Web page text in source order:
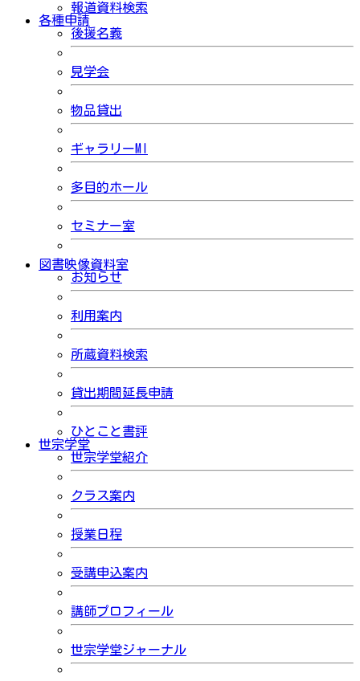
報道資料検索
各種申請
後援名義
見学会
物品貸出
ギャラリーMI
多目的ホール
セミナー室
図書映像資料室
お知らせ
利用案内
所蔵資料検索
貸出期間延長申請
ひとこと書評
世宗学堂
世宗学堂紹介
クラス案内
授業日程
受講申込案内
講師プロフィール
世宗学堂ジャーナル